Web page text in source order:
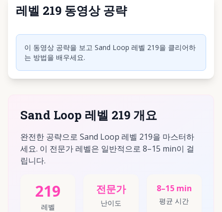
레벨 219 동영상 공략
동영상 재생하려면 클릭
이 동영상 공략을 보고 Sand Loop 레벨 219을 클리어하
는 방법을 배우세요.
Sand Loop 레벨 219 개요
완전한 공략으로 Sand Loop 레벨 219을 마스터하
세요. 이 전문가 레벨은 일반적으로 8–15 min이 걸
립니다.
219
레벨
전문가
난이도
8–15 min
평균 시간